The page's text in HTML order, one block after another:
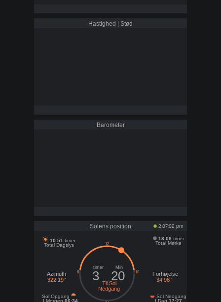
Hastighed | Stød
Barometer
Solens position 2:07:02 pm
10:51 timer
Total Dagslys
13:08 timer
Total Mørke
Sol Opgang
I Morgen 06:34
Sol Nedgang
I Dag 17:27
timer
3 20
Til Sol
Nedgang
Min
Azimuth
322.19°
Forhøjelse
34.98 °